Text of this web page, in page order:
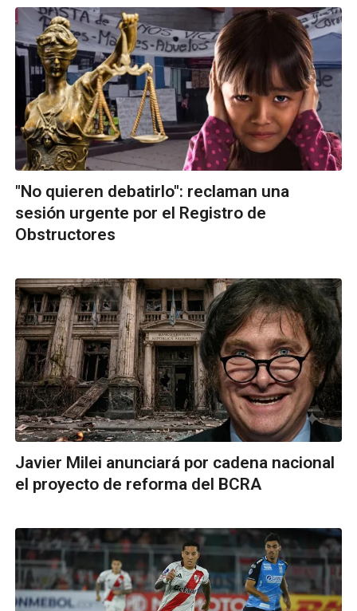
"No quieren debatirlo": reclaman una
sesión urgente por el Registro de
Obstructores
Javier Milei anunciará por cadena nacional
el proyecto de reforma del BCRA